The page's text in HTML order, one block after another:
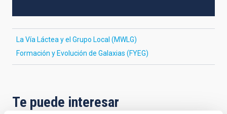
La Vía Láctea y el Grupo Local (MWLG)
Formación y Evolución de Galaxias (FYEG)
Te puede interesar